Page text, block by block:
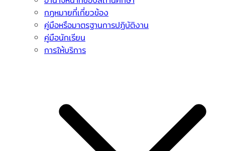
กฏหมายที่เกี่ยวข้อง
คู่มือหรือมาตรฐานการปฏิบัติงาน
คู่มือนักเรียน
การให้บริการ